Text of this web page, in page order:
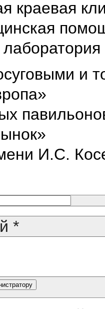
краевая
и
И.С.
*